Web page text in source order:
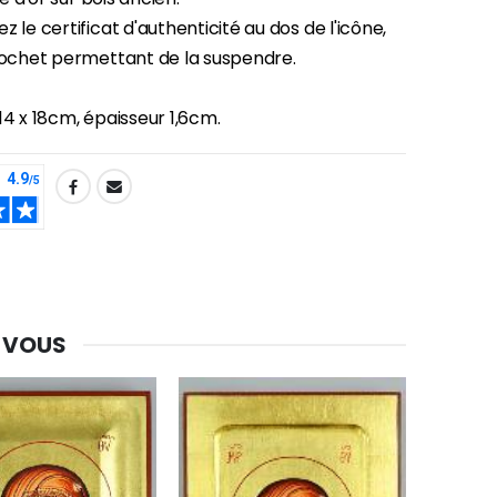
-30%
€12.00 €9.60
-20%
le certificat d'authenticité au dos de l'icône,
permettant de la suspendre.
x 18cm, épaisseur 1,6cm.